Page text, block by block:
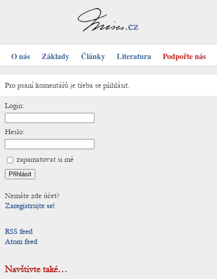
O nás Základy Články Literatura Podpořte nás
Pro psaní komentářů je třeba se přihlásit.
Login:
Heslo:
zapamatovat si mě
Nemáte zde účet?
Zaregistrujte se!
RSS feed
Atom feed
Navštivte také…